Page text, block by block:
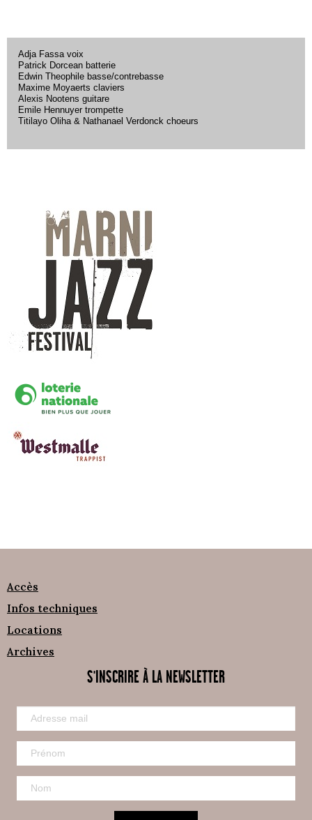
Adja Fassa voix
Patrick Dorcean batterie
Edwin Theophile basse/contrebasse
Maxime Moyaerts claviers
Alexis Nootens guitare
Emile Hennuyer trompette
Titilayo Oliha & Nathanael Verdonck choeurs
Accès
Infos techniques
Locations
Archives
S'INSCRIRE À LA NEWSLETTER